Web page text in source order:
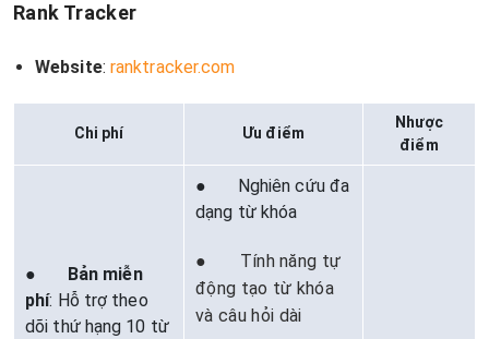
Rank Tracker
Website: ranktracker.com
Chi phí Ưu điểm
Nhược
điểm
● Bản miễn
phí: Hỗ trợ theo
dõi thứ hạng 10 từ
● Nghiên cứu đa
dạng từ khóa
● Tính năng tự
động tạo từ khóa
và câu hỏi dài